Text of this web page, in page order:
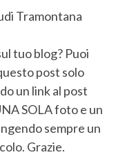
Tramontana
tuo blog? Puoi
post solo
un link al post
SOLA foto e un
sempre un
Grazie.